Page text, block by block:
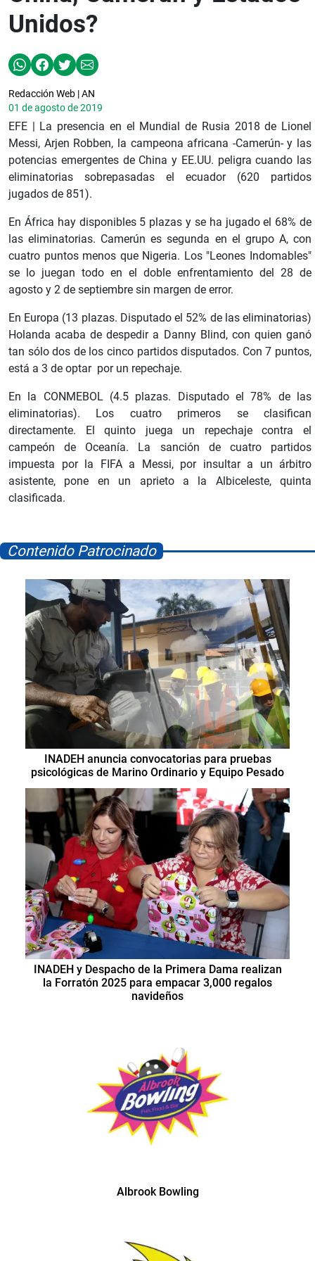
Unidos?
Redacción Web | AN
01 de agosto de 2019
EFE | La presencia en el Mundial de Rusia 2018 de Lionel
Messi, Arjen Robben, la campeona africana -Camerún- y las
potencias emergentes de China y EE.UU. peligra cuando las
eliminatorias sobrepasadas el ecuador (620 partidos
jugados de 851).
En África hay disponibles 5 plazas y se ha jugado el 68% de
las eliminatorias. Camerún es segunda en el grupo A, con
cuatro puntos menos que Nigeria. Los "Leones Indomables"
se lo juegan todo en el doble enfrentamiento del 28 de
agosto y 2 de septiembre sin margen de error.
En Europa (13 plazas. Disputado el 52% de las eliminatorias)
Holanda acaba de despedir a Danny Blind, con quien ganó
tan sólo dos de los cinco partidos disputados. Con 7 puntos,
está a 3 de optar por un repechaje.
En la CONMEBOL (4.5 plazas. Disputado el 78% de las
eliminatorias). Los cuatro primeros se clasifican
directamente. El quinto juega un repechaje contra el
campeón de Oceanía. La sanción de cuatro partidos
impuesta por la FIFA a Messi, por insultar a un árbitro
asistente, pone en un aprieto a la Albiceleste, quinta
clasificada.
Contenido Patrocinado
INADEH anuncia convocatorias para pruebas
psicológicas de Marino Ordinario y Equipo Pesado
INADEH y Despacho de la Primera Dama realizan
la Forratón 2025 para empacar 3,000 regalos
navideños
Albrook Bowling